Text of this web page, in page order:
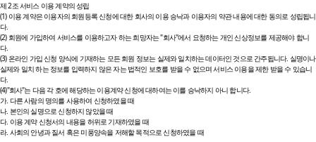
제 2조 서비스 이용 계약의 성립
(1) 이용 계약은 이용자의 회원등록 신청에 대한 회사의 이용 승낙과 이용자의 약관 내용에 대한 동의로 성립됩니
다.
(2) 회원에 가입하여 서비스를 이용하고자 하는 희망자는 "회사"에서 요청하는 개인 신상정보를 제공해야 합니
다.
(3) 온라인 가입 신청 양식에 기재하는 모든 회원 정보는 실제와 일치하는 데이터인 것으로 간주됩니다. 실명이나
실제와 일치 하는 정보를 입력하지 않은 자는 법적인 보호를 받을 수 없으며 서비스 이용을 제한 받을 수 있습니
다.
(4)"회사"는 다음 각 호에 해당하는 이용계약 신청에 대하여는 이를 승낙하지 아니 합니다.
가. 다른 사람의 명의를 사용하여 신청하였을 때
나. 본인의 실명으로 신청하지 않았을 때
다. 이용 계약 신청서의 내용을 허위로 기재하였을 때
라. 사회의 안녕과 질서 혹은 미풍양속을 저해할 목적으로 신청하였을 때